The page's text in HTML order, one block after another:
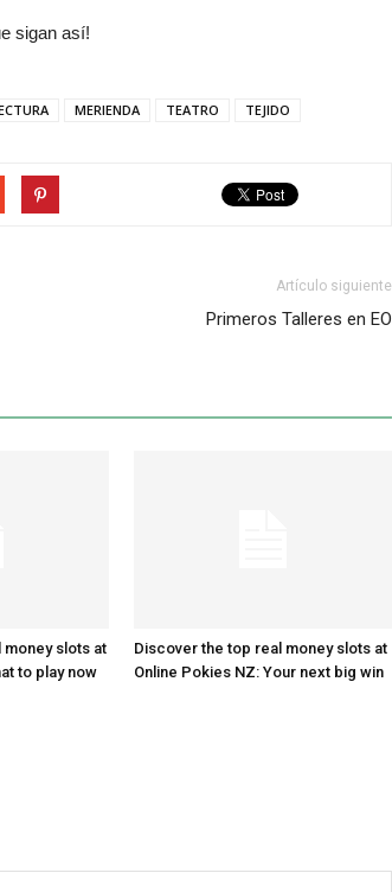
sigan así!
MERIENDA TEATRO TEJIDO
Artículo siguiente
Primeros Talleres en EO
money slots at
to play now
Discover the top real money slots at
Online Pokies NZ: Your next big win